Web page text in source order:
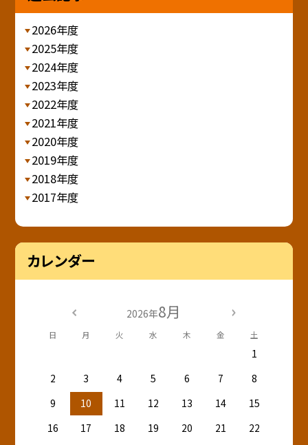
2026年度
2025年度
2024年度
2023年度
2022年度
2021年度
2020年度
2019年度
2018年度
2017年度
カレンダー
2026年8月
日 月 火 水 木 金 土
1
2
3 4 5 6 7
8
9
10 11 12 13 14
15
16
17 18 19 20 21
22